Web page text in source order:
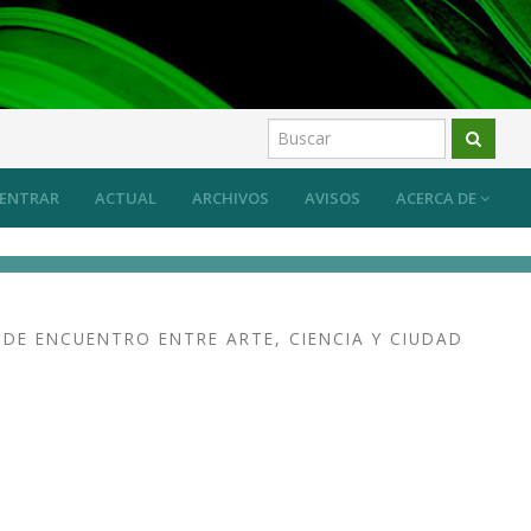
ACTUAL ARCHIVOS AVISOS ACERCA DE
ENTRAR
ENCUENTRO ENTRE ARTE, CIENCIA Y CIUDAD